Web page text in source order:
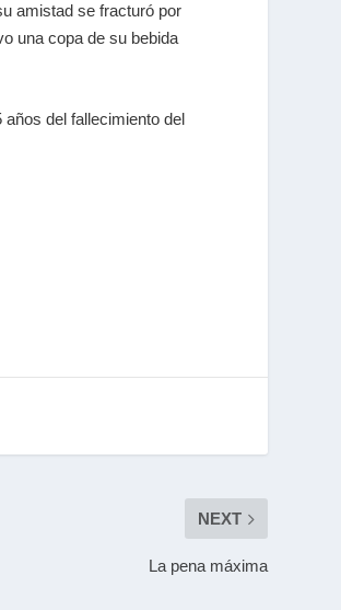
amistad se fracturó por
una copa de su bebida
del fallecimiento del
NEXT
La pena máxima